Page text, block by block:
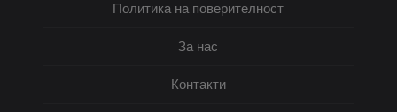
Политика на поверителност
За нас
Контакти